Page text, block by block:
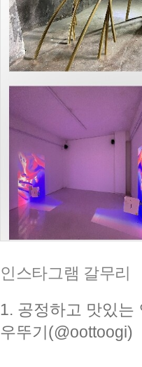
인스타그램 갈무리
1. 공정하고 맛있는
우뚜기(@oottoogi)